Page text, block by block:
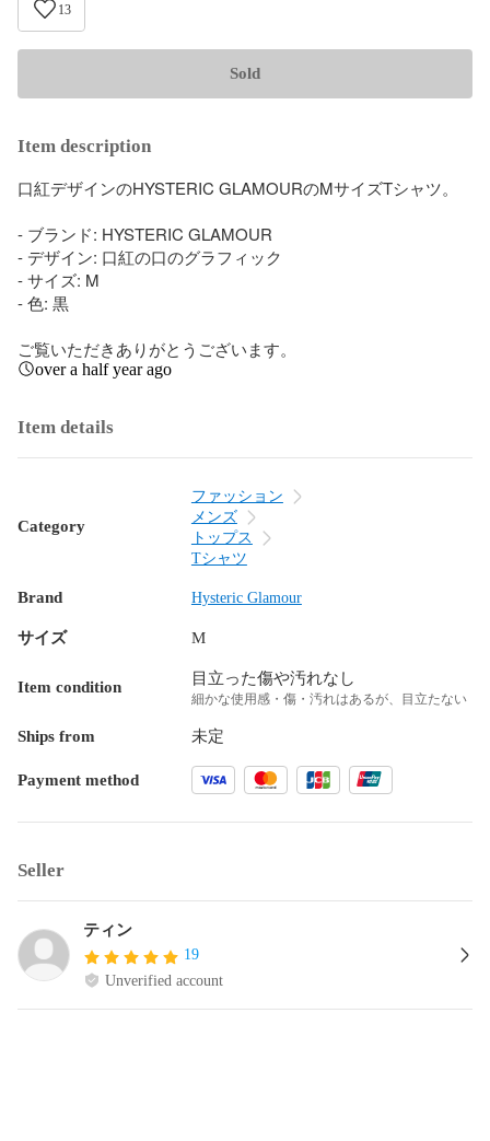
13
Sold
Item description
口紅デザインのHYSTERIC GLAMOURのMサイズTシャツ。
- ブランド: HYSTERIC GLAMOUR
- デザイン: 口紅の口のグラフィック
- サイズ: M
- 色: 黒
ご覧いただきありがとうございます。
over a half year ago
Item details
Category
ファッション
メンズ
トップス
Tシャツ
Brand Hysteric Glamour
サイズ M
Item condition 目立った傷や汚れなし
細かな使用感・傷・汚れはあるが、目立たない
Ships from 未定
Payment method
Seller
ティン
19
Unverified account